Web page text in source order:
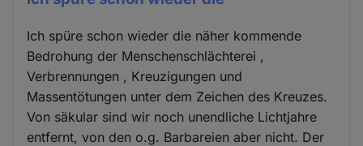
Ich spüre schon wieder die näher kommende
Bedrohung der Menschenschlächterei ,
Verbrennungen , Kreuzigungen und
Massentötungen unter dem Zeichen des Kreuzes.
Von säkular sind wir noch unendliche Lichtjahre
entfernt, von den o.g. Barbareien aber nicht. Der